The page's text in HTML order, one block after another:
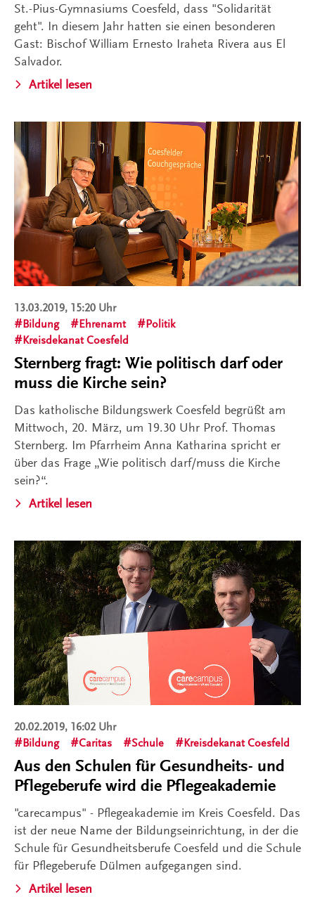
St.-Pius-Gymnasiums Coesfeld, dass "Solidarität
geht". In diesem Jahr hatten sie einen besonderen
Gast: Bischof William Ernesto Iraheta Rivera aus El
Salvador.
Artikel lesen
13.03.2019, 15:20 Uhr
Bildung
Ehrenamt
Politik
Kreisdekanat Coesfeld
Sternberg fragt: Wie politisch darf oder
muss die Kirche sein?
Das katholische Bildungswerk Coesfeld begrüßt am
Mittwoch, 20. März, um 19.30 Uhr Prof. Thomas
Sternberg. Im Pfarrheim Anna Katharina spricht er
über das Frage „Wie politisch darf/muss die Kirche
sein?“.
Artikel lesen
20.02.2019, 16:02 Uhr
Bildung
Caritas Schule Kreisdekanat Coesfeld
Aus den Schulen für Gesundheits- und
Pflegeberufe wird die Pflegeakademie
"carecampus" - Pflegeakademie im Kreis Coesfeld. Das
ist der neue Name der Bildungseinrichtung, in der die
Schule für Gesundheitsberufe Coesfeld und die Schule
für Pflegeberufe Dülmen aufgegangen sind.
Artikel lesen